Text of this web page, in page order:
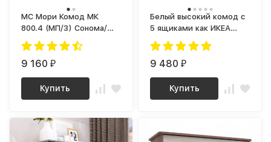
МС Мори Комод МК
800.4 (МП/3) Сонома/
Белый
9 160₽
Купить
Белый высокий комод с
5 ящиками как ИКЕА
МАЛЬМ МК 700.5 (МП/3)
МС мори
9 480₽
Купить